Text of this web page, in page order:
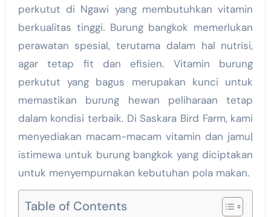
perkutut di Ngawi yang membutuhkan vitamin
berkualitas tinggi. Burung bangkok memerlukan
perawatan spesial, terutama dalam hal nutrisi,
agar tetap fit dan efisien. Vitamin burung
perkutut yang bagus merupakan kunci untuk
memastikan burung hewan peliharaan tetap
dalam kondisi terbaik. Di Saskara Bird Farm, kami
menyediakan macam-macam vitamin dan jamu|
istimewa untuk burung bangkok yang diciptakan
untuk menyempurnakan kebutuhan pola makan.
Table of Contents